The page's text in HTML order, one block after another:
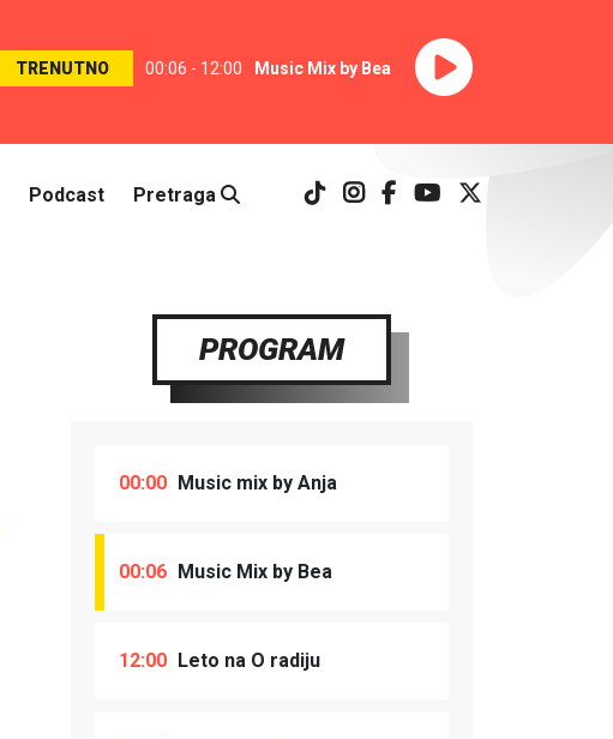
TRENUTNO 00:06 - 12:00 Music Mix by Bea
Podcast Pretraga
PROGRAM
00:00 Music mix by Anja
00:06 Music Mix by Bea
12:00 Leto na O radiju